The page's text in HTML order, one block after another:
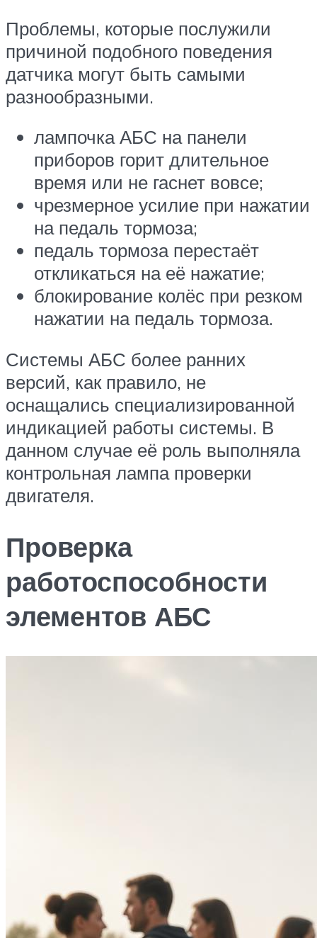
Проблемы, которые послужили
причиной подобного поведения
датчика могут быть самыми
разнообразными.
лампочка АБС на панели
приборов горит длительное
время или не гаснет вовсе;
чрезмерное усилие при нажатии
на педаль тормоза;
педаль тормоза перестаёт
откликаться на её нажатие;
блокирование колёс при резком
нажатии на педаль тормоза.
Системы АБС более ранних
версий, как правило, не
оснащались специализированной
индикацией работы системы. В
данном случае её роль выполняла
контрольная лампа проверки
двигателя.
Проверка
работоспособности
элементов АБС